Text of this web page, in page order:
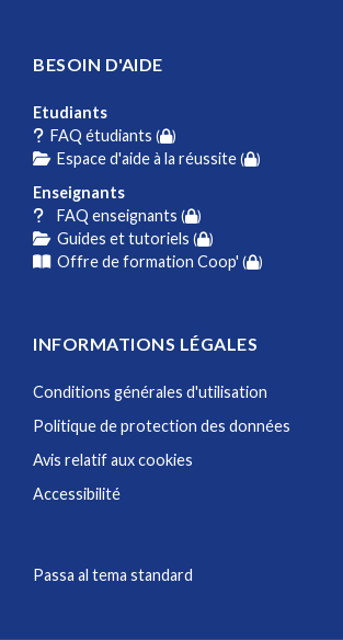
BESOIN D'AIDE
Etudiants
FAQ étudiants ( )
Espace d'aide à la réussite( )
Enseignants
FAQ enseignants ( )
Guides et tutoriels ( )
Offre de formation Coop' ( )
INFORMATIONS LÉGALES
Conditions générales d'utilisation
Politique de protection des données
Avis relatif aux cookies
Accessibilité
Passa al tema standard